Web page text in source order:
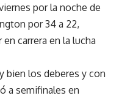
por la noche de
por 34 a 22,
carrera en la lucha
bien los deberes y con
a semifinales en